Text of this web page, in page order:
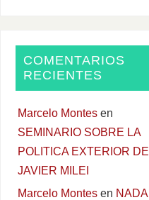
COMENTARIOS
RECIENTES
Marcelo Montesen
SEMINARIO SOBRE LA
POLITICA EXTERIOR DE
JAVIER MILEI
Marcelo Montesen NADA